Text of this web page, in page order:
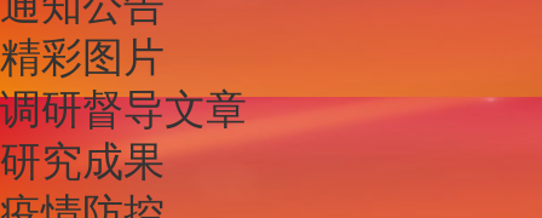
精彩图片
调研督导文章
研究成果